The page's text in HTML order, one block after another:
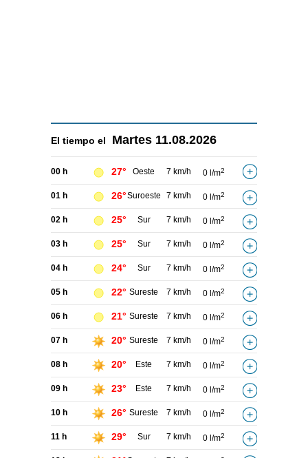
El tiempo el Martes 11.08.2026
00 h 27° Oeste 7 km/h 0 l/m2
01 h 26°Suroeste 7 km/h 0 l/m2
02 h 25° Sur 7 km/h 0 l/m2
03 h 25° Sur 7 km/h 0 l/m2
04 h 24° Sur 7 km/h 0 l/m2
05 h 22° Sureste 7 km/h 0 l/m2
06 h 21° Sureste 7 km/h 0 l/m2
07 h 20° Sureste 7 km/h 0 l/m2
08 h 20° Este 7 km/h 0 l/m2
09 h 23° Este 7 km/h 0 l/m2
10 h 26° Sureste 7 km/h 0 l/m2
11 h 29° Sur 7 km/h 0 l/m2